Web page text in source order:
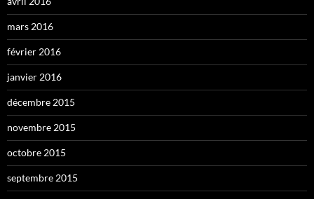
mars 2016
février 2016
janvier 2016
décembre 2015
novembre 2015
octobre 2015
septembre 2015